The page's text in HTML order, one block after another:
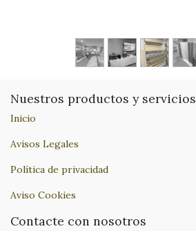
Nuestros productos y servicios
Inicio
Avisos Legales
Política de privacidad
Aviso Cookies
Contacte con nosotros